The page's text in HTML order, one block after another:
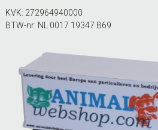
KVK: 272964940000
BTW-nr: NL 0017 19347 B69